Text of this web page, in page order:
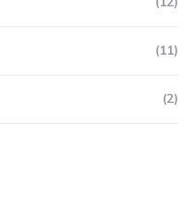
(11)
(2)